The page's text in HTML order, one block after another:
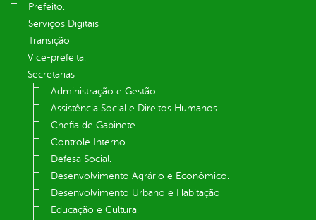
Prefeito.
Serviços Digitais
Transição
Vice-prefeita.
Secretarias
Administração e Gestão.
Assistência Social e Direitos Humanos.
Chefia de Gabinete.
Controle Interno.
Defesa Social.
Desenvolvimento Agrário e Econômico.
Desenvolvimento Urbano e Habitação
Educação e Cultura.